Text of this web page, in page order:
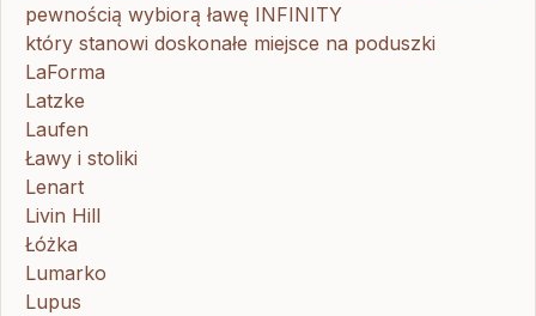
pewnością wybiorą ławę INFINITY
który stanowi doskonałe miejsce na poduszki
LaForma
Latzke
Laufen
Ławy i stoliki
Lenart
Livin Hill
Łóżka
Lumarko
Lupus